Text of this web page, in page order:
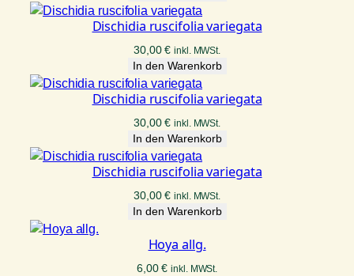
Dischidia ruscifolia variegata
30,00€ inkl. MWSt.
In den Warenkorb
Dischidia ruscifolia variegata
30,00€ inkl. MWSt.
In den Warenkorb
Dischidia ruscifolia variegata
30,00€ inkl. MWSt.
In den Warenkorb
Hoya allg.
6,00€ inkl. MWSt.